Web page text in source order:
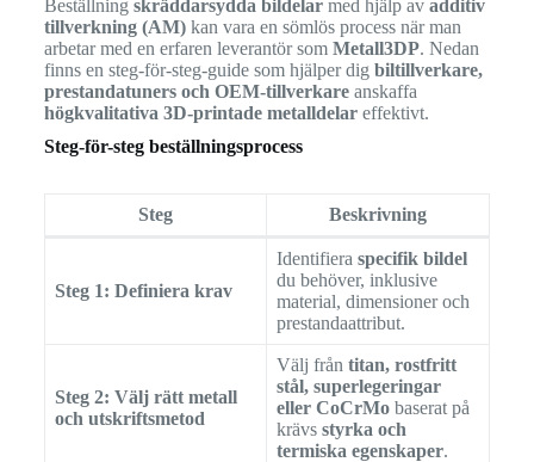
Beställning skräddarsydda bildelarmed hjälp av additiv
tillverkning (AM)kan vara en sömlös process när man
arbetar med en erfaren leverantör som Metall3DP. Nedan
finns en steg-för-steg-guide som hjälper dig biltillverkare,
prestandatuners och OEM-tillverkareanskaffa
högkvalitativa 3D-printade metalldelareffektivt.
Steg-för-steg beställningsprocess
Steg Beskrivning
Steg 1: Definiera krav
Identifiera specifik bildel
du behöver, inklusive
material, dimensioner och
prestandaattribut.
Steg 2: Välj rätt metall
och utskriftsmetod
Välj från titan, rostfritt
stål, superlegeringar
eller CoCrMobaserat på
krävs styrka och
termiska egenskaper.